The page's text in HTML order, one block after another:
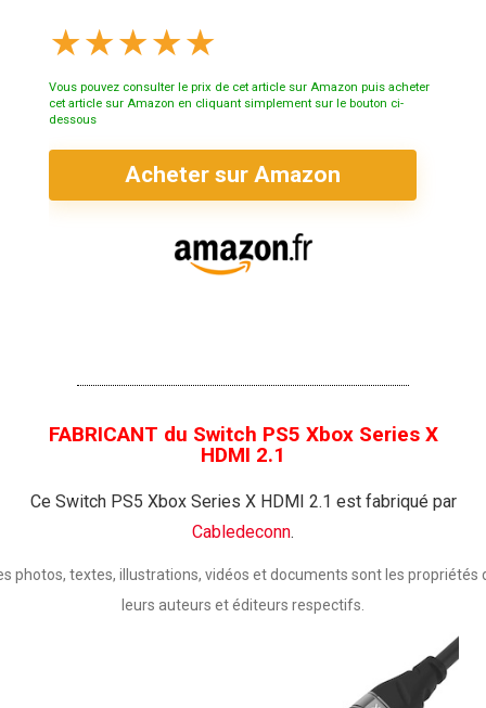
★★★★★
Vous pouvez consulter le prix de cet article sur Amazon puis acheter
cet article sur Amazon en cliquant simplement sur le bouton ci-
dessous
Acheter sur Amazon
FABRICANT du Switch PS5 Xbox Series X
HDMI 2.1
Ce Switch PS5 Xbox Series X HDMI 2.1 est fabriqué par
Cabledeconn.
photos, textes, illustrations, vidéos et documents sont les propriétés
leurs auteurs et éditeurs respectifs.